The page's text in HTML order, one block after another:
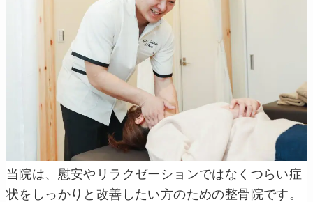
当院は、慰安やリラクゼーションではなくつらい症
状をしっかりと改善したい方のための整骨院です。